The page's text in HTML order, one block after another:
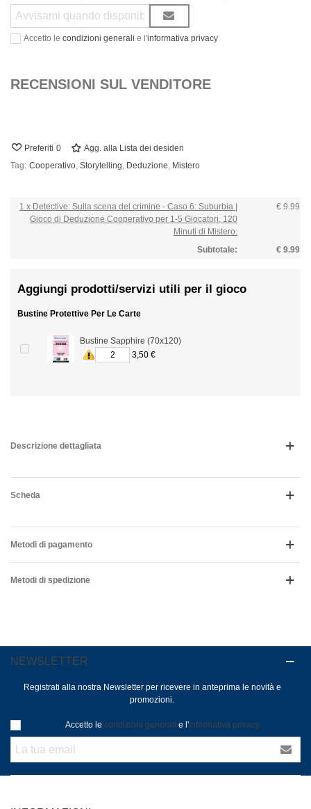
Accetto le condizioni generali e l'informativa privacy
RECENSIONI SUL VENDITORE
Preferiti 0
Agg. alla Lista dei desideri
Tag: Cooperativo, Storytelling, Deduzione, Mistero
1 x Detective: Sulla scena del crimine - Caso 6: Suburbia |
Gioco di Deduzione Cooperativo per 1-5 Giocatori, 120
Minuti di Mistero:
€ 9.99
Subtotale: € 9.99
Aggiungi prodotti/servizi utili per il gioco
Bustine Protettive Per Le Carte
Bustine Sapphire (70x120)
3,50 €
Descrizione dettagliata
Scheda
Metodi di pagamento
Metodi di spedizione
NEWSLETTER
Registrati alla nostra Newsletter per ricevere in anteprima le novità e
promozioni.
Accetto le condizioni generali e l'informativa privacy